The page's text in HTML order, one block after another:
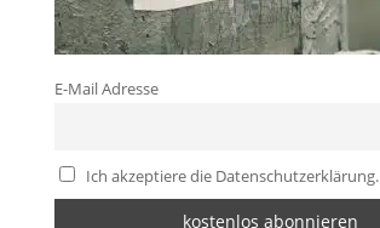
E-Mail Adresse
Ich akzeptiere die Datenschutzerklärung.